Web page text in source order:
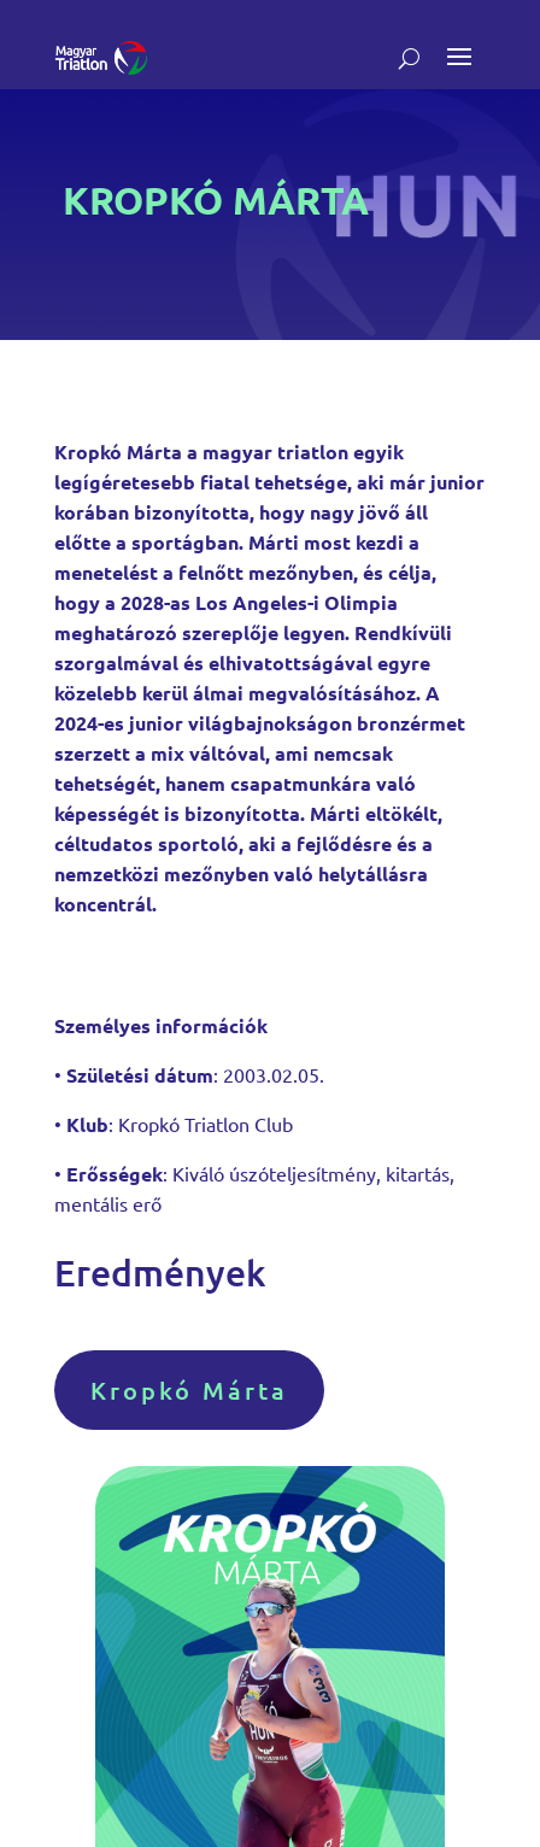
KROPKÓ MÁRTA
Kropkó Márta a magyar triatlon egyik
legígéretesebb fiatal tehetsége, aki már junior
korában bizonyította, hogy nagy jövő áll
előtte a sportágban. Márti most kezdi a
menetelést a felnőtt mezőnyben, és célja,
hogy a 2028-as Los Angeles-i Olimpia
meghatározó szereplője legyen. Rendkívüli
szorgalmával és elhivatottságával egyre
közelebb kerül álmai megvalósításához. A
2024-es junior világbajnokságon bronzérmet
szerzett a mix váltóval, ami nemcsak
tehetségét, hanem csapatmunkára való
képességét is bizonyította. Márti eltökélt,
céltudatos sportoló, aki a fejlődésre és a
nemzetközi mezőnyben való helytállásra
koncentrál.
Személyes információk
• Születési dátum: 2003.02.05.
• Klub: Kropkó Triatlon Club
• Erősségek: Kiváló úszóteljesítmény, kitartás,
mentális erő
Eredmények
Kropkó Márta